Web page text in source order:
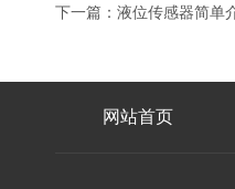
下一篇： 液位传感器简单
网站首页